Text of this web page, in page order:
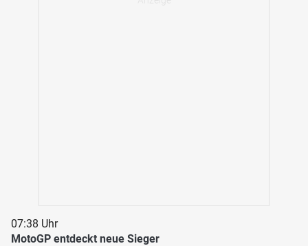
07:38 Uhr
MotoGP entdeckt neue Sieger